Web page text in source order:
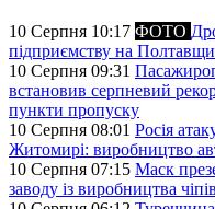
10 Серпня 10:17 ФОТО
підприємству на
10 Серпня 09:31
встановив серпневий
пункти пропуску
10 Серпня 08:01 Росія
Житомирі: виробництво
10 Серпня 07:15 Маск
заводу із виробництва чіпів